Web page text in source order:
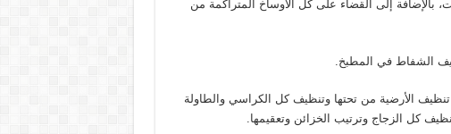
بالإضافة إلى القضاء على كل الأوساخ المتراكمة من
الشفاط في المطبخ.
الأرضية من تحتها وتنظيف كل الكراسي والطاولة
كل الزجاج وترتيب الخزائن وتعقيمها.